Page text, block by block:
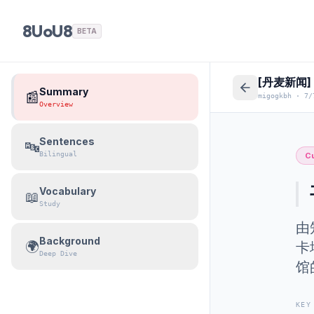
8UoU8 BETA
📰Summary
Overview
🔤Sentences
Bilingual
📖Vocabulary
Study
🌍Background
Deep Dive
[丹麦新闻]
migogkbh · 7/
由
卡
馆